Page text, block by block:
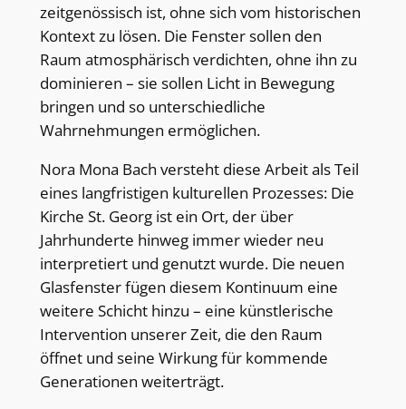
zeitgenössisch ist, ohne sich vom historischen
Kontext zu lösen. Die Fenster sollen den
Raum atmosphärisch verdichten, ohne ihn zu
dominieren – sie sollen Licht in Bewegung
bringen und so unterschiedliche
Wahrnehmungen ermöglichen.
Nora Mona Bach versteht diese Arbeit als Teil
eines langfristigen kulturellen Prozesses: Die
Kirche St. Georg ist ein Ort, der über
Jahrhunderte hinweg immer wieder neu
interpretiert und genutzt wurde. Die neuen
Glasfenster fügen diesem Kontinuum eine
weitere Schicht hinzu – eine künstlerische
Intervention unserer Zeit, die den Raum
öffnet und seine Wirkung für kommende
Generationen weiterträgt.